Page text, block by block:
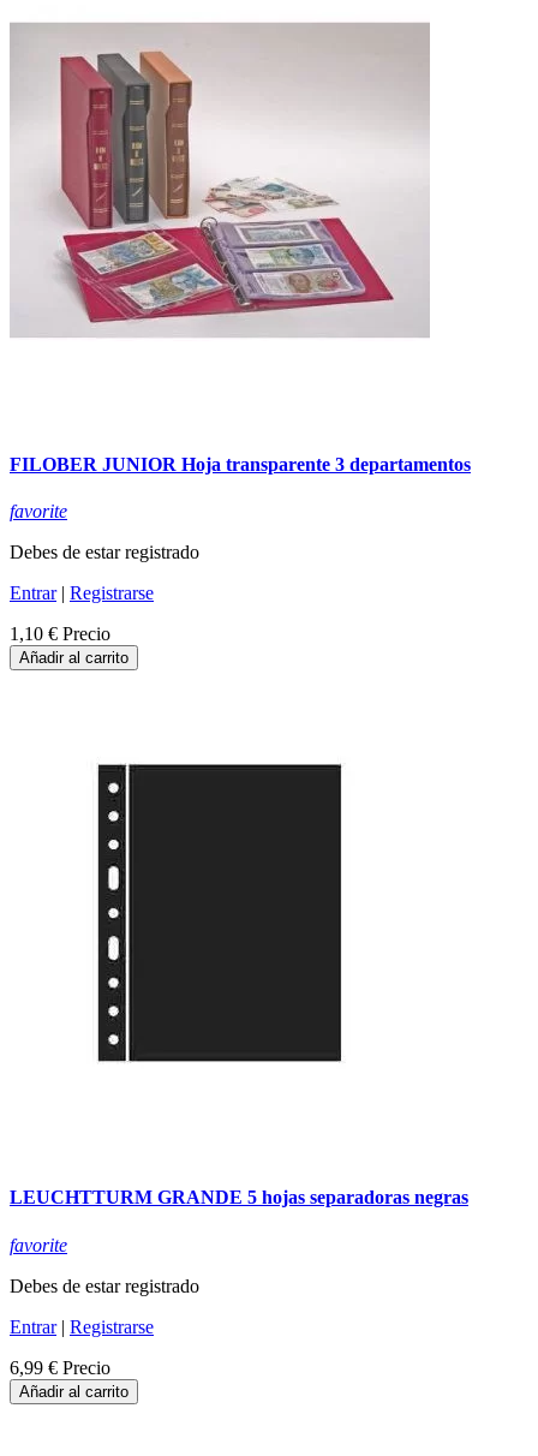
FILOBER JUNIOR Hoja transparente 3 departamentos
favorite
Debes de estar registrado
Entrar| Registrarse
1,10 € Precio
Añadir al carrito
LEUCHTTURM GRANDE 5 hojas separadoras negras
favorite
Debes de estar registrado
Entrar| Registrarse
6,99 € Precio
Añadir al carrito